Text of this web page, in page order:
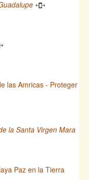
las Amricas - Proteger
la Santa Virgen Mara
Paz en la Tierra